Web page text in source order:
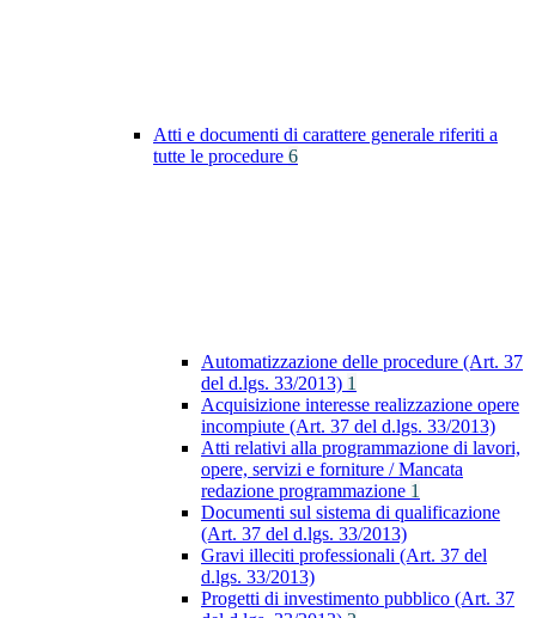
Atti e documenti di carattere generale riferiti a
tutte le procedure 6
Automatizzazione delle procedure (Art. 37
del d.lgs. 33/2013) 1
Acquisizione interesse realizzazione opere
incompiute (Art. 37 del d.lgs. 33/2013)
Atti relativi alla programmazione di lavori,
opere, servizi e forniture / Mancata
redazione programmazione 1
Documenti sul sistema di qualificazione
(Art. 37 del d.lgs. 33/2013)
Gravi illeciti professionali (Art. 37 del
d.lgs. 33/2013)
Progetti di investimento pubblico (Art. 37